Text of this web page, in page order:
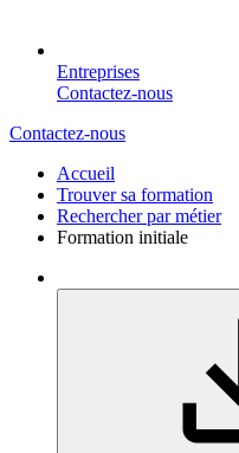
Entreprises
Contactez-nous
Contactez-nous
Accueil
Trouver sa formation
Rechercher par métier
Formation initiale